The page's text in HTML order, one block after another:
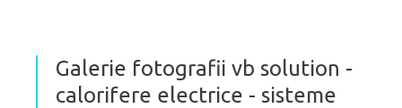
Galerie fotografii vb solution -
calorifere electrice - sisteme